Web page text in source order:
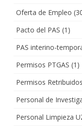
Oferta de Empleo
Pacto del PAS (1)
PAS interino-
Permisos PTGAS (1)
Permisos
Personal de
Personal Limpieza